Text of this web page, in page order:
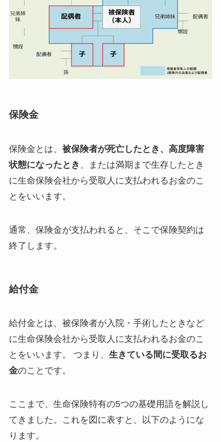
保険金
保険金とは、 被保険者が死亡したとき、高度障害
状態になったとき 、または満期まで生存したとき
に生命保険会社から受取人に支払われるお金のこ
とをいいます。
通常、保険金が支払われると、そこで保険契約は
終了します。
給付金
給付金とは、被保険者が入院・手術したときなど
に生命保険会社から受取人に支払われるお金のこ
とをいいます。 つまり、 生きている間に受取るお
金のことです。
ここまで、生命保険特有の5つの基礎用語を解説し
てきました。これを図に表すと、以下のようにな
ります。